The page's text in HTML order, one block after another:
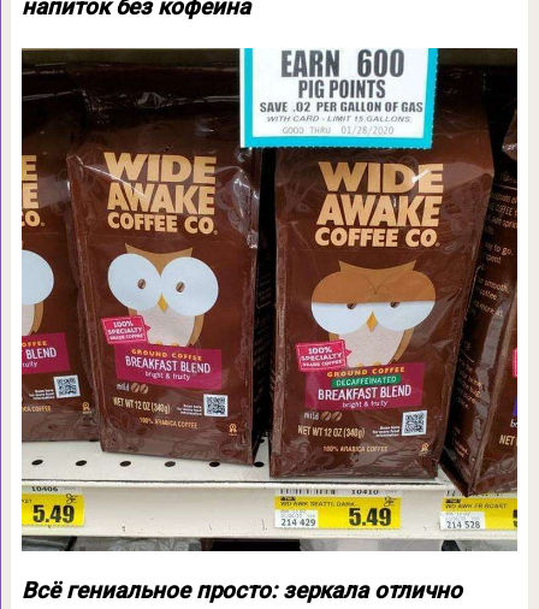
напиток без кофеина
Всё гениальное просто: зеркала отлично